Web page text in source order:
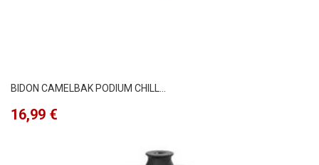
BIDON CAMELBAK PODIUM CHILL...
Precio
16,99 €